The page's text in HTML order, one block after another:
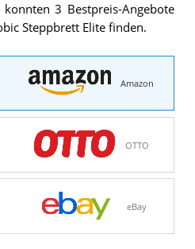
3 Bestpreis-Angebote
Steppbrett Elite finden.
Amazon
OTTO
eBay